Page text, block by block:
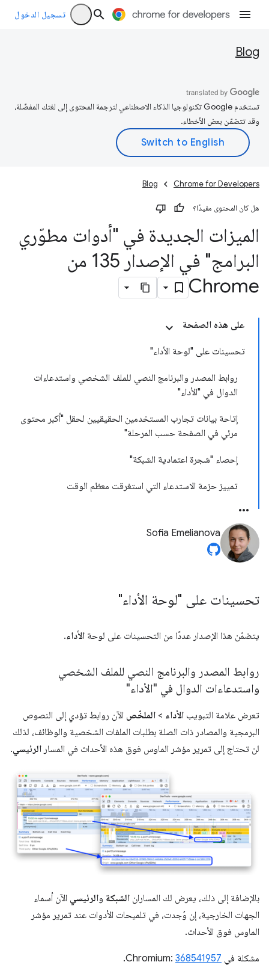
تسجيل الدخول
Blog
تستخدم Google تكنولوجيا الذكاء الاصطناعي لترجمة المحتوى إلى لغتك المفضّلة،
وقد تتضمّن بعض الأخطاء.
Chrome for Developers
Blog
هل كان المحتوى مفيدًا؟
الميزات الجديدة في "أدوات مطوّري
البرامج" في الإصدار 135 من
Chrome
على هذه الصفحة
تحسينات على "لوحة الأداء"
روابط المصدر والبرنامج النصي للملف الشخصي واستدعاءات
الدوال في "الأداء"
إتاحة بيانات تجارب المستخدمين الحقيقيين لحقل "أكبر محتوى
مرئي في الصفحة حسب المرحلة"
إحصاء "شجرة اعتمادية الشبكة"
تمييز حزمة الاستدعاء التي استغرقت معظم الوقت
Sofia Emelianova
تحسينات على "لوحة الأداء"
يتضمّن هذا الإصدار عددًا من التحسينات على لوحة الأداء.
روابط المصدر والبرنامج النصي للملف الشخصي
واستدعاءات الدوال في "الأداء"
تعرض علامة التبويب الأداء > الملخّص الآن روابط تؤدي إلى النصوص
البرمجية والمصادر ذات الصلة بطلبات الملفات الشخصية والوظائف، لذلك
لن تحتاج إلى تمرير مؤشر الماوس فوق هذه الأحداث في المسار الرئيسي.
بالإضافة إلى ذلك، يعرض لك المساران الشبكة والرئيسي الآن أسماء
الجهات الخارجية، إن وُجدت، في تلميحات الأدوات عند تمرير مؤشر
الماوس فوق الأحداث.
مشكلة في Chromium: 368541957
.